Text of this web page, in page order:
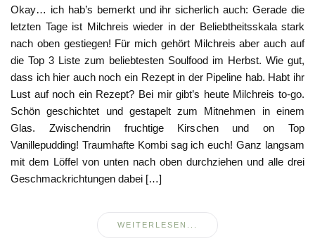
Okay… ich hab’s bemerkt und ihr sicherlich auch: Gerade die
letzten Tage ist Milchreis wieder in der Beliebtheitsskala stark
nach oben gestiegen! Für mich gehört Milchreis aber auch auf
die Top 3 Liste zum beliebtesten Soulfood im Herbst. Wie gut,
dass ich hier auch noch ein Rezept in der Pipeline hab. Habt ihr
Lust auf noch ein Rezept? Bei mir gibt’s heute Milchreis to-go.
Schön geschichtet und gestapelt zum Mitnehmen in einem
Glas. Zwischendrin fruchtige Kirschen und on Top
Vanillepudding! Traumhafte Kombi sag ich euch! Ganz langsam
mit dem Löffel von unten nach oben durchziehen und alle drei
Geschmackrichtungen dabei […]
WEITERLESEN...